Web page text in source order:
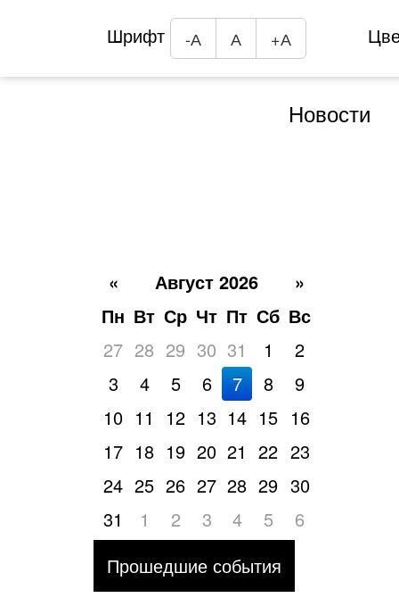
Шрифт -А А +А
Новости
« Август 2026
»
Пн Вт Ср Чт Пт Сб Вс
27 28 29 30 31 1
2
3
4 5 6 7 8
9
10 11 12 13 14 15 16
17 18 19 20 21 22 23
24 25 26 27 28 29 30
31
1 2 3 4 5
6
Прошедшие события